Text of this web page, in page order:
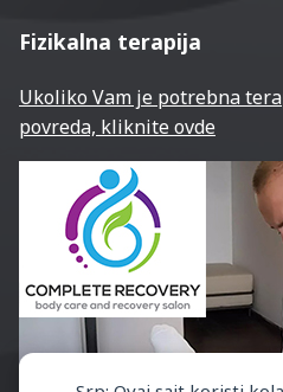
Fizikalna terapija
Ukoliko Vam je potrebna
povreda, kliknite ovde